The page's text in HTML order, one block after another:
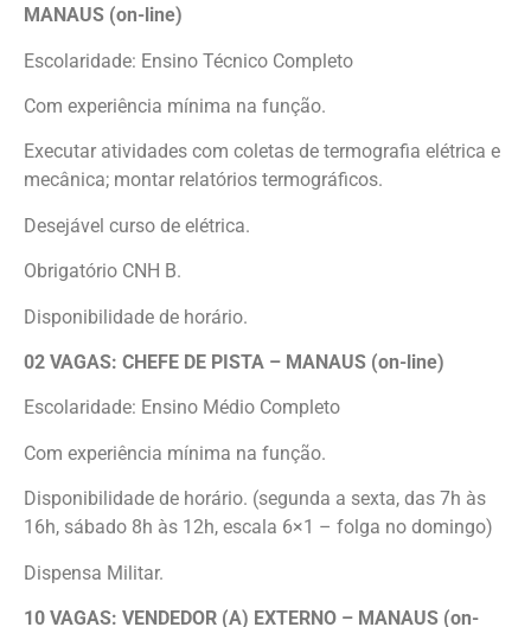
MANAUS (on-line)
Escolaridade: Ensino Técnico Completo
Com experiência mínima na função.
Executar atividades com coletas de termografia elétrica e
mecânica; montar relatórios termográficos.
Desejável curso de elétrica.
Obrigatório CNH B.
Disponibilidade de horário.
02 VAGAS: CHEFE DE PISTA – MANAUS (on-line)
Escolaridade: Ensino Médio Completo
Com experiência mínima na função.
Disponibilidade de horário. (segunda a sexta, das 7h às
16h, sábado 8h às 12h, escala 6×1 – folga no domingo)
Dispensa Militar.
10 VAGAS: VENDEDOR (A) EXTERNO – MANAUS (on-